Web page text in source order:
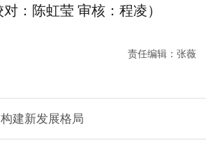
对：陈虹莹 审核：程凌）
责任编辑： 张薇
建新发展格局